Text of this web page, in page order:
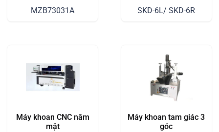
MZB73031A
SKD-6L/ SKD-6R
Máy khoan CNC năm
mặt
Máy khoan tam giác 3
góc